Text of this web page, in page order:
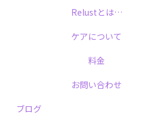
Relustとは…
ケアについて
料金
お問い合わせ
ブログ